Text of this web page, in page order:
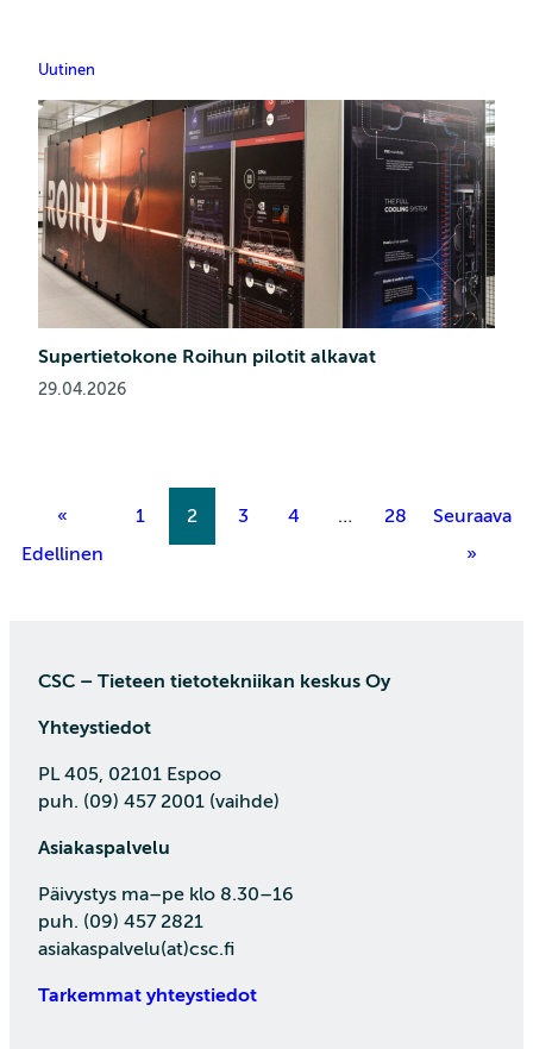
Uutinen
Supertietokone Roihun pilotit alkavat
29.04.2026
«
Edellinen
1 2 3 4 … 28
Seuraava
»
CSC – Tieteen tietotekniikan keskus Oy
Yhteystiedot
PL 405, 02101 Espoo
puh. (09) 457 2001 (vaihde)
Asiakaspalvelu
Päivystys ma–pe klo 8.30–16
puh. (09) 457 2821
asiakaspalvelu(at)csc.fi
Tarkemmat yhteystiedot